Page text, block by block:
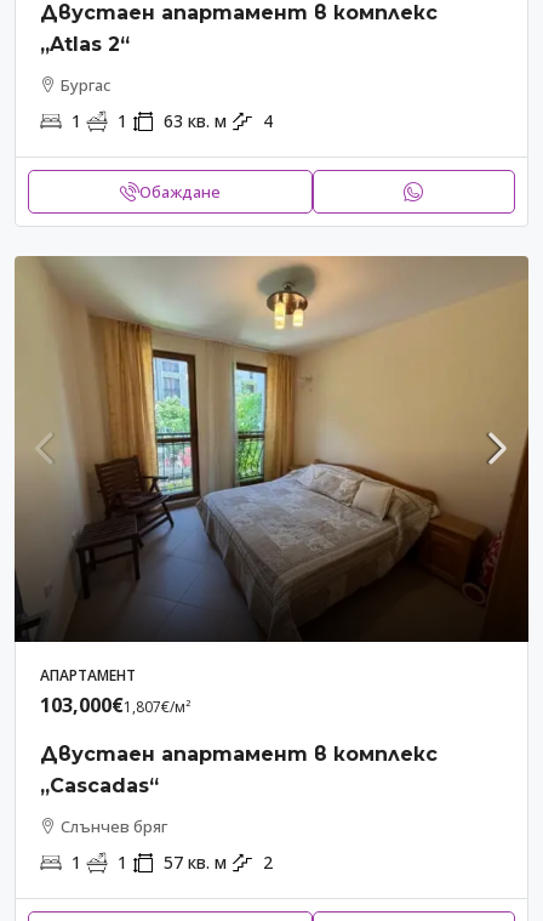
Двустаен апартамент в комплекс
„Atlas 2“
Бургас
1 1 63 кв. м 4
Обаждане
АПАРТАМЕНТ
103,000€1,807€/м²
Двустаен апартамент в комплекс
„Cascadas“
Слънчев бряг
1 1 57 кв. м 2